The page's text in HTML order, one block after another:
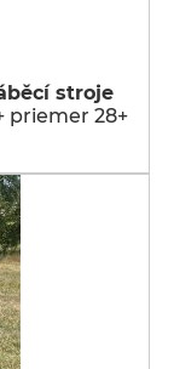
stroje
priemer 28+